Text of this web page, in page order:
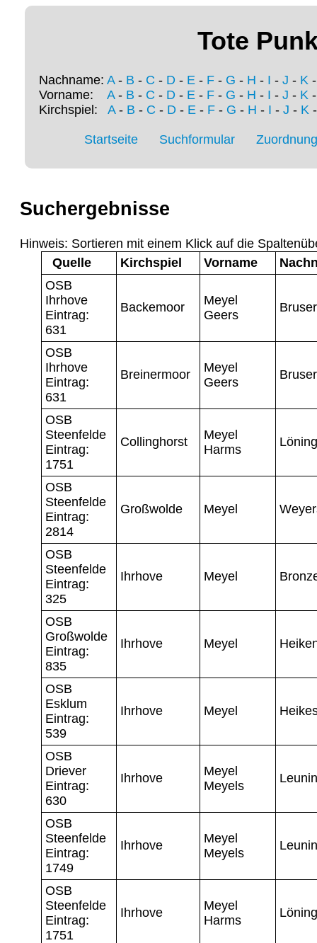
Tote
Nachname: A- B - C - D - E - F - G - H - I - J - K
Vorname: A- B - C - D - E - F - G - H - I - J - K
Kirchspiel: A- B - C - D- E- F- G - H - I - J - K
Startseite Suchformular
Suchergebnisse
Hinweis: Sortieren mit einem Klick auf die
Quelle
Kirchspiel Vorname
OSB
Ihrhove
Eintrag:
631
Backemoor
Meyel
Geers
Bruser
OSB
Ihrhove
Eintrag:
631
Breinermoor
Meyel
Geers
Bruser
OSB
Steenfelde
Eintrag:
1751
Collinghorst
Meyel
Harms
Löning
OSB
Steenfelde
Eintrag:
2814
Großwolde Meyel
OSB
Steenfelde
Eintrag:
325
Ihrhove Meyel
OSB
Großwolde
Eintrag:
835
Ihrhove Meyel
OSB
Esklum
Eintrag:
539
Ihrhove Meyel
OSB
Driever
Eintrag:
630
Ihrhove
Meyel
Meyels
OSB
Steenfelde
Eintrag:
1749
Ihrhove
Meyel
Meyels
OSB
Steenfelde
Eintrag:
1751
Ihrhove
Meyel
Harms
Löning